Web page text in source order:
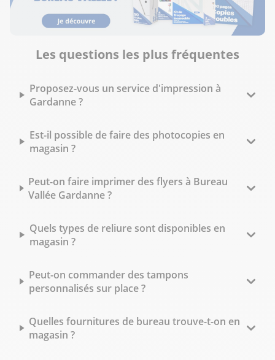
Les questions les plus fréquentes
Proposez-vous un service d'impression à
Gardanne ?
Est-il possible de faire des photocopies en
magasin ?
Peut-on faire imprimer des flyers à Bureau
Vallée Gardanne ?
Quels types de reliure sont disponibles en
magasin ?
Peut-on commander des tampons
personnalisés sur place ?
Quelles fournitures de bureau trouve-t-on en
magasin ?